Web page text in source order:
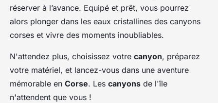
réserver à l’avance. Equipé et prêt, vous pourrez
alors plonger dans les eaux cristallines des canyons
corses et vivre des moments inoubliables.
N'attendez plus, choisissez votre canyon, préparez
votre matériel, et lancez-vous dans une aventure
mémorable en Corse. Les canyons de l'île
n'attendent que vous !